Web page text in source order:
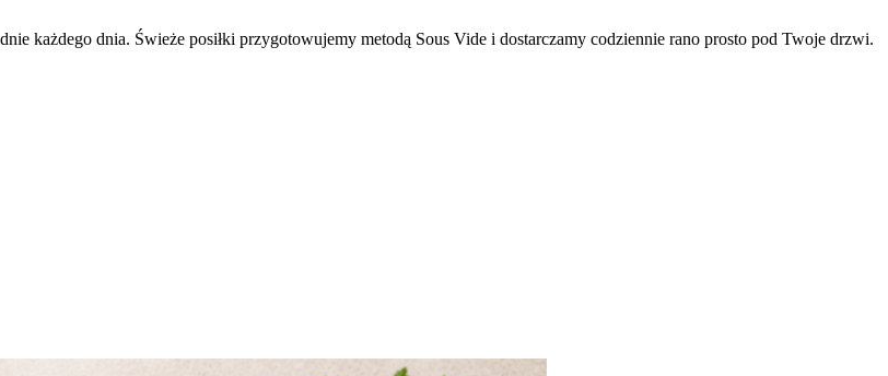
każdego dnia. Świeże posiłki przygotowujemy metodą Sous Vide i dostarczamy codziennie rano prosto pod Twoje drzwi.